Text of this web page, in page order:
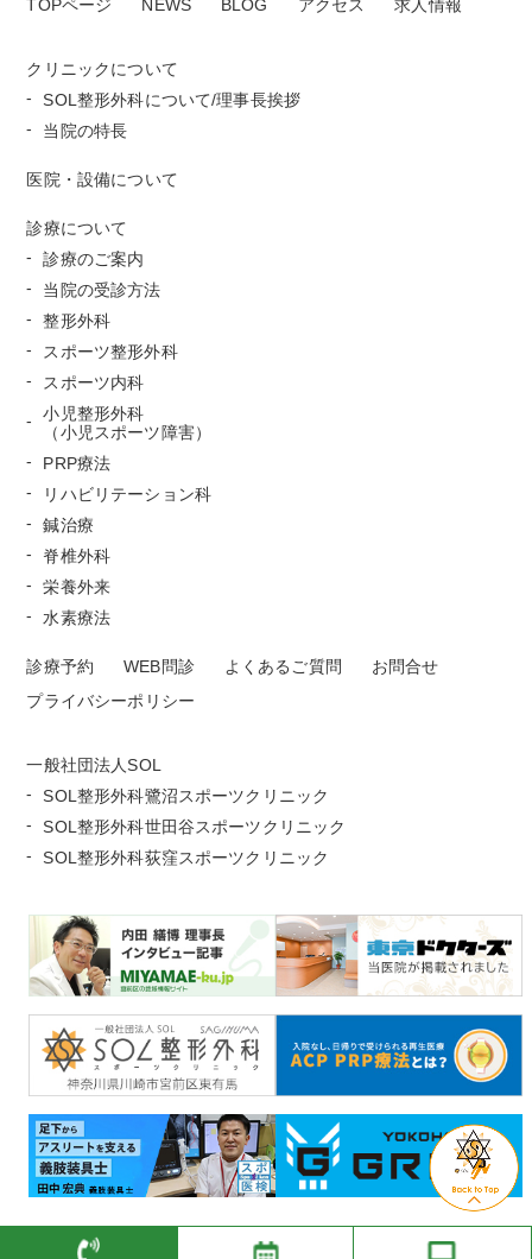
TOPページ NEWS BLOG アクセス 求人情報
クリニックについて
SOL整形外科について/理事長挨拶
当院の特長
医院・設備について
診療について
診療のご案内
当院の受診方法
整形外科
スポーツ整形外科
スポーツ内科
小児整形外科
（小児スポーツ障害）
PRP療法
リハビリテーション科
鍼治療
脊椎外科
栄養外来
水素療法
診療予約 WEB問診 よくあるご質問
お問合せ
プライバシーポリシー
一般社団法人SOL
SOL整形外科鷺沼スポーツクリニック
SOL整形外科世田谷スポーツクリニック
SOL整形外科荻窪スポーツクリニック